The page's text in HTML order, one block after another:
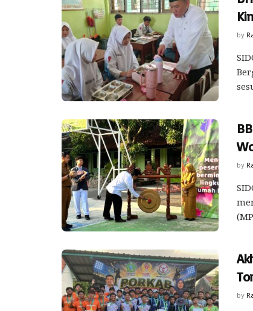
by
by
by